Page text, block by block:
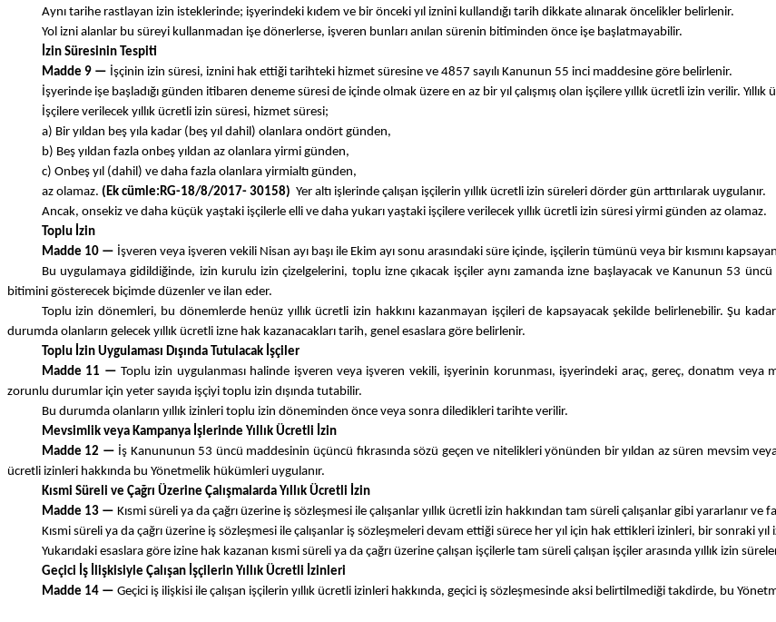
Aynı tarihe rastlayan izin isteklerinde; işyerindeki kıdem ve bir önceki yıl iznini kullandığı tarih dikkate alınarak öncelikler belirlenir.
Yol izni alanlar bu süreyi kullanmadan işe dönerlerse, işveren bunları anılan sürenin bitiminden önce işe başlatmayabilir.
İzin Süresinin Tespiti
Madde 9 — İşçinin izin süresi, iznini hak ettiği tarihteki hizmet süresine ve 4857 sayılı Kanunun 55 inci maddesine göre belirlenir.
İşyerinde işe başladığı günden itibaren deneme süresi de içinde olmak üzere en az bir yıl çalışmış olan işçilere yıllık ücretli izin verilir.
İşçilere verilecek yıllık ücretli izin süresi, hizmet süresi;
a) Bir yıldan beş yıla kadar (beş yıl dahil) olanlara ondört günden,
b) Beş yıldan fazla onbeş yıldan az olanlara yirmi günden,
c) Onbeş yıl (dahil) ve daha fazla olanlara yirmialtı günden,
az olamaz. (Ek cümle:RG-18/8/2017- 30158) Yer altı işlerinde çalışan işçilerin yıllık ücretli izin süreleri dörder gün arttırılarak uygulanır.
Ancak, onsekiz ve daha küçük yaştaki işçilerle elli ve daha yukarı yaştaki işçilere verilecek yıllık ücretli izin süresi yirmi günden az olamaz.
Toplu İzin
Madde 10 — İşveren veya işveren vekili Nisan ayı başı ile Ekim ayı sonu arasındaki süre içinde, işçilerin tümünü veya bir kısmını
Bu uygulamaya gidildiğinde, izin kurulu izin çizelgelerini, toplu izne çıkacak işçiler aynı zamanda izne başlayacak ve Kanunun 53
bitimini gösterecek biçimde düzenler ve ilan eder.
Toplu izin dönemleri, bu dönemlerde henüz yıllık ücretli izin hakkını kazanmayan işçileri de kapsayacak şekilde belirlenebilir. Şu
durumda olanların gelecek yıllık ücretli izne hak kazanacakları tarih, genel esaslara göre belirlenir.
Toplu İzin Uygulaması Dışında Tutulacak İşçiler
Madde 11 — Toplu izin uygulanması halinde işveren veya işveren vekili, işyerinin korunması, işyerindeki araç, gereç, donatım veya
zorunlu durumlar için yeter sayıda işçiyi toplu izin dışında tutabilir.
Bu durumda olanların yıllık izinleri toplu izin döneminden önce veya sonra diledikleri tarihte verilir.
Mevsimlik veya Kampanya İşlerinde Yıllık Ücretli İzin
Madde 12 — İş Kanununun 53 üncü maddesinin üçüncü fıkrasında sözü geçen ve nitelikleri yönünden bir yıldan az süren mevsim
ücretli izinleri hakkında bu Yönetmelik hükümleri uygulanır.
Kısmi Süreli ve Çağrı Üzerine Çalışmalarda Yıllık Ücretli İzin
Madde 13 — Kısmi süreli ya da çağrı üzerine iş sözleşmesi ile çalışanlar yıllık ücretli izin hakkından tam süreli çalışanlar gibi yararlanır ve
Kısmi süreli ya da çağrı üzerine iş sözleşmesi ile çalışanlar iş sözleşmeleri devam ettiği sürece her yıl için hak ettikleri izinleri, bir sonraki
Yukarıdaki esaslara göre izine hak kazanan kısmi süreli ya da çağrı üzerine çalışan işçilerle tam süreli çalışan işçiler arasında yıllık izin
Geçici İş İlişkisiyle Çalışan İşçilerin Yıllık Ücretli İzinleri
Madde 14 — Geçici iş ilişkisi ile çalışan işçilerin yıllık ücretli izinleri hakkında, geçici iş sözleşmesinde aksi belirtilmediği takdirde, bu